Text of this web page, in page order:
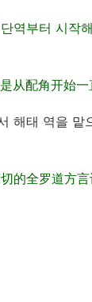
역부터 시작
配角开始一
해태 역을 맡
全罗道方言